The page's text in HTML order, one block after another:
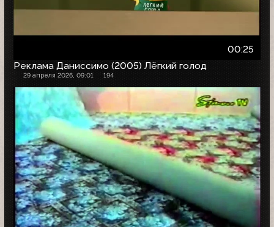
00:25
Реклама Даниссимо (2005) Лёгкий голод
29 апреля 2026, 09:01 194